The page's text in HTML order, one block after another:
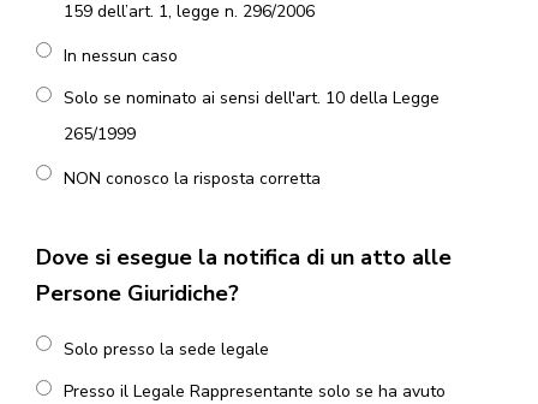
159 dell’art. 1, legge n. 296/2006
In nessun caso
Solo se nominato ai sensi dell'art. 10 della Legge
265/1999
NON conosco la risposta corretta
Dove si esegue la notifica di un atto alle
Persone Giuridiche?
Solo presso la sede legale
Presso il Legale Rappresentante solo se ha avuto